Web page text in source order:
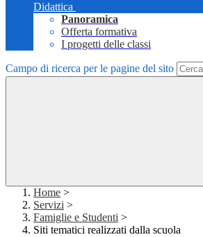
Didattica
Panoramica
Offerta formativa
I progetti delle classi
Campo di ricerca per le pagine del sito
Home >
Servizi >
Famiglie e Studenti >
Siti tematici realizzati dalla scuola